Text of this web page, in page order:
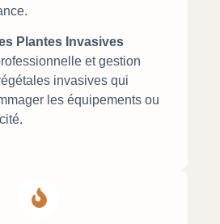
Plantes Invasives
et gestion
invasives qui
les équipements ou